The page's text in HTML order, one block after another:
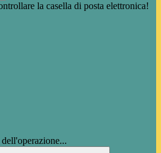
la casella di posta elettronica!